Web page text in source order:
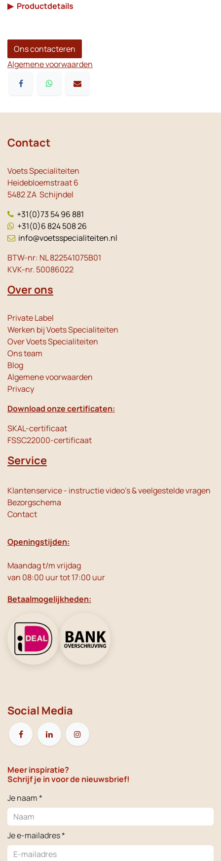
▶ Productdetails
Ons contacteren
Algemene voorwaarden
Contact
Voets Specialiteiten
Heidebloemstraat 6
5482 ZA Schijndel
+31(0)73 54 96 881
+31(0)6 824 508 26
info@voetsspecialiteiten.nl
BTW-nr: NL 822541075B01
KVK-nr. 50086022
Over ons
Private Label
Werken bij Voets Specialiteiten
Over Voets Specialiteiten
Ons team
Blog
Algemene voorwaarden
Privacy
Download onze certificaten:
SKAL-certificaat
FSSC22000-certificaat
Service
Klantenservice - instructie video's & veelgestelde vragen
Bezorgschema
Contact
Openingstijden:
Maandag t/m vrijdag
van 08:00 uur tot 17:00 uur
Betaalmogelijkheden:
Social Media
Meer inspiratie?
Schrijf je in voor de nieuwsbrief!
Je naam *
Je e-mailadres *